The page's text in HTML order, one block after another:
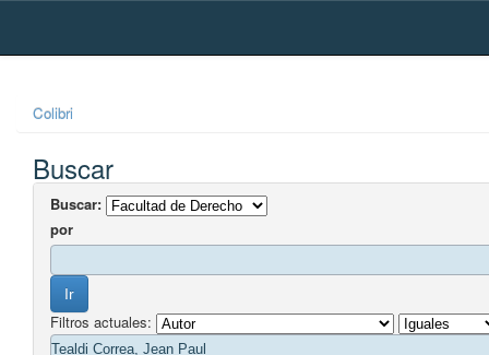
Skip
Colibri
Buscar
Buscar:
por
Filtros actuales: